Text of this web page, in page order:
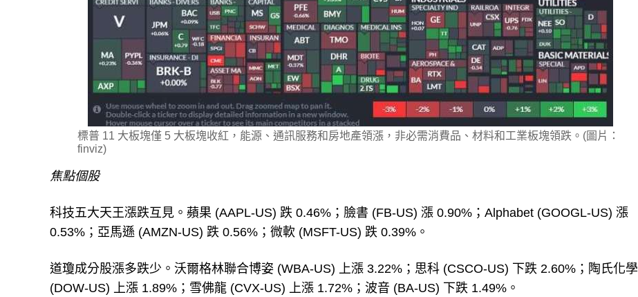
標普 11 大板塊僅 5 大板塊收紅，能源、通訊服務和房地產領漲，非必需消費品、材料和工業板塊領跌。(圖片：
finviz)
焦點個股
科技五大天王漲跌互見。蘋果 (AAPL-US) 跌 0.46%；臉書 (FB-US) 漲 0.90%；Alphabet (GOOGL-US) 漲
0.53%；亞馬遜 (AMZN-US) 跌 0.56%；微軟 (MSFT-US) 跌 0.39%。
道瓊成分股漲多跌少。沃爾格林聯合博姿 (WBA-US) 上漲 3.22%；思科 (CSCO-US) 下跌 2.60%；陶氏化學
(DOW-US) 上漲 1.89%；雪佛龍 (CVX-US) 上漲 1.72%；波音 (BA-US) 下跌 1.49%。